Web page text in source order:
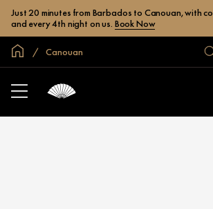
Just 20 minutes from Barbados to Canouan, with
and every 4th night on us. Book Now
หน้าหลักทั่วโลก
Canouan
โ
แ